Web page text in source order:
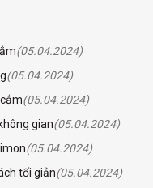
(05.04.2024)
(05.04.2024)
(05.04.2024)
gian(05.04.2024)
(05.04.2024)
tối giản(05.04.2024)